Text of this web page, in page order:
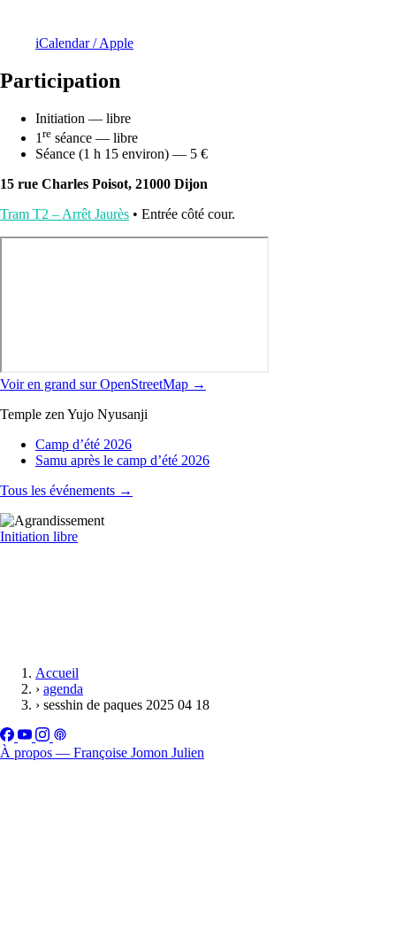
iCalendar / Apple
Participation
Initiation — libre
1 re séance — libre
Séance (1 h 15 environ) — 5 €
15 rue Charles Poisot, 21000 Dijon
Tram T2 – Arrêt Jaurès • Entrée côté cour.
Voir en grand sur OpenStreetMap →
Temple zen Yujo Nyusanji
Camp d’été 2026
Samu après le camp d’été 2026
Tous les événements →
Initiation libre
Accueil
› agenda
› sesshin de paques 2025 04 18
À propos — Françoise Jomon Julien